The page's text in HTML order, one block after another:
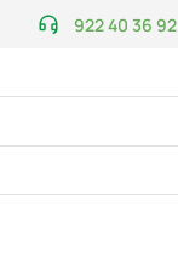
922 40 36 92